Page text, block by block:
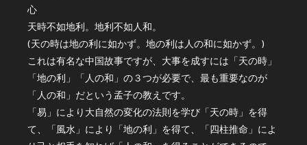
心
天時不如地利。地利不如人和。
(天の時は地の利に如かず。地の利は人の和に如かず。)
これは有名な中国故事ですが、大事を成すには「天の時」
「地の利」「人の和」の３つが必要で、最も重要なのが
「人の和」だという孟子の教えです。
「易」により大自然の変化の法則を学び「天の時」を得
て、「風水」により「地の利」を得て、「四柱推命」によ